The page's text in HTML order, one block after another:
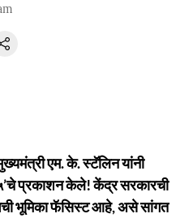
एम. के. स्टॅलिन यांनी
प्रकाशन केले! केंद्र सरकारची
भूमिका फॅसिस्ट आहे, असे सांगत